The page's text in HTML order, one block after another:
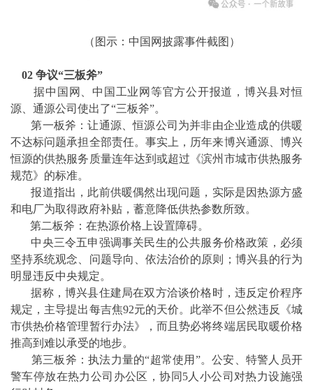
（图示：中国网披露事件截图）
02 争议“三板斧”
据中国网、中国工业网等官方公开报道，博兴县对恒
源、通源公司使出了“三板斧”。
第一板斧：让通源、恒源公司为并非由企业造成的供暖
不达标问题承担全部责任。事实上，历年来博兴通源、博兴
恒源的供热服务质量连年达到或超过《滨州市城市供热服务
规范》的标准。
报道指出，此前供暖偶然出现问题，实际是因热源方盛
和电厂为取得政府补贴，蓄意降低供热参数所致。
第二板斧：在热源价格上设置障碍。
中央三令五申强调事关民生的公共服务价格政策，必须
坚持系统观念、问题导向、依法治价的原则；博兴县的行为
明显违反中央规定。
据称，博兴县住建局在双方洽谈价格时，违反定价程序
规定，主导提出每吉焦92元的天价。此举不但公然违反《城
市供热价格管理暂行办法》，而且势必将终端居民取暖价格
推高到难以承受的地步。
第三板斧：执法力量的“超常使用”。公安、特警人员开
警车停放在热力公司办公区，协同5人小公司对热力设施强